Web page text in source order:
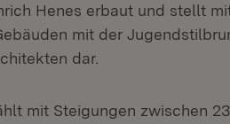
Henes erbaut und stellt
mit der
dar.
mit Steigungen zwischen